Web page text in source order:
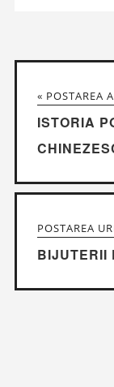
« POSTAREA
ISTORIA
POSTAREA
BIJUTERII